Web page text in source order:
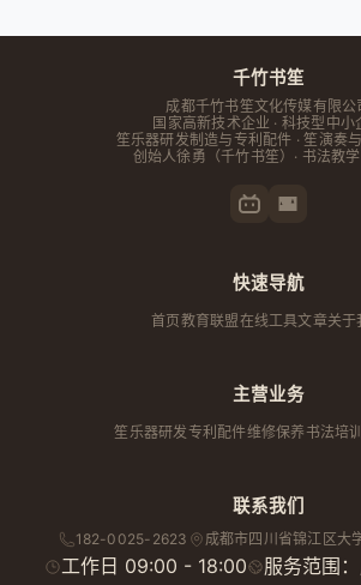
千竹书笙
成都千竹书笙文化传媒有限公
国家高新技术企业 · 科技型中小
笙乐器研发制造与专利配件 · 笙演奏
创始人徐勇 （千竹书笙）· 书法教
快速导航
首页教育联盟在线工具文章关于
主营业务
笙乐器研发专利配件维修保养 书法培训
联系我们
182-0025-2623 成都市四川省锦江区大
工作日 09:00 - 18:00 服务范围